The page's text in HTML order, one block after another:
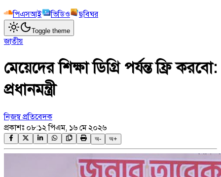
পিএসআই
ভিডিও ছবিঘর
Toggle theme
জাতীয়
মেয়েদের শিক্ষা ডিগ্রি পর্যন্ত ফ্রি করবো:
প্রধানমন্ত্রী
নিজস্ব প্রতিবেদক
প্রকাশঃ ০৮:১২ পিএম, ১৬ মে ২০২৬
অ- অ+